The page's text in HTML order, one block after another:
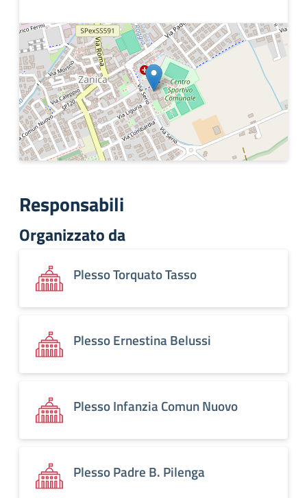
Responsabili
Organizzato da
Plesso Torquato Tasso
Plesso Ernestina Belussi
Plesso Infanzia Comun Nuovo
Plesso Padre B. Pilenga